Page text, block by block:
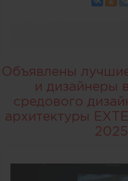
Объявлены
и дизайнеры
средового
архитектуры
2025